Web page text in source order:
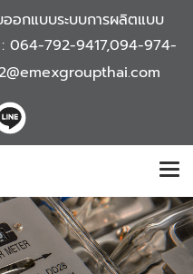
ออกแบบระบบการผลิตแบบ
064-792-9417,094-974-